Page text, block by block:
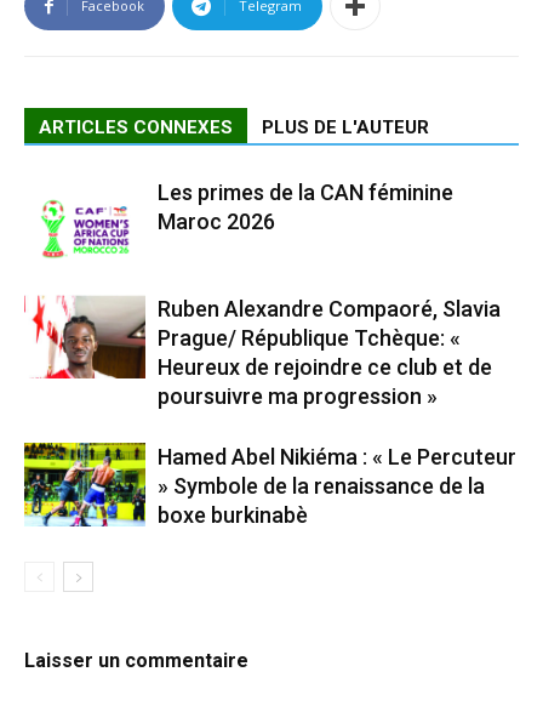
Facebook Telegram
ARTICLES CONNEXES PLUS DE L'AUTEUR
Les primes de la CAN féminine
Maroc 2026
Ruben Alexandre Compaoré, Slavia
Prague/ République Tchèque: «
Heureux de rejoindre ce club et de
poursuivre ma progression »
Hamed Abel Nikiéma : « Le Percuteur
» Symbole de la renaissance de la
boxe burkinabè
Laisser un commentaire